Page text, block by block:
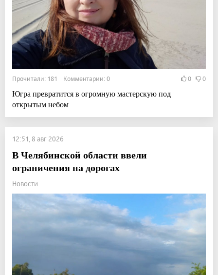
Прочитали: 181 Комментарии: 0 0 0
Югра превратится в огромную мастерскую под
открытым небом
12:51, 8 авг 2026
В Челябинской области ввели
ограничения на дорогах
Новости